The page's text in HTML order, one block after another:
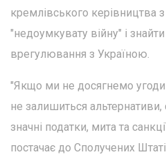
кремлівського керівництва
"недоумкувату війну" і
врегулювання з Україною.
"Якщо ми не досягнемо
не залишиться
значні податки, мита та
постачає до Сполучених